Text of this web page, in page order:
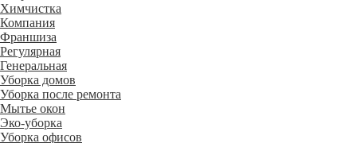
Химчистка
Компания
Франшиза
Регулярная
Генеральная
Уборка домов
Уборка после ремонта
Мытье окон
Эко-уборка
Уборка офисов